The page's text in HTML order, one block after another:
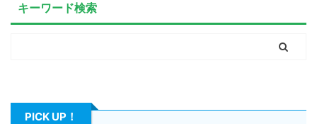
キーワード検索
PICK UP！